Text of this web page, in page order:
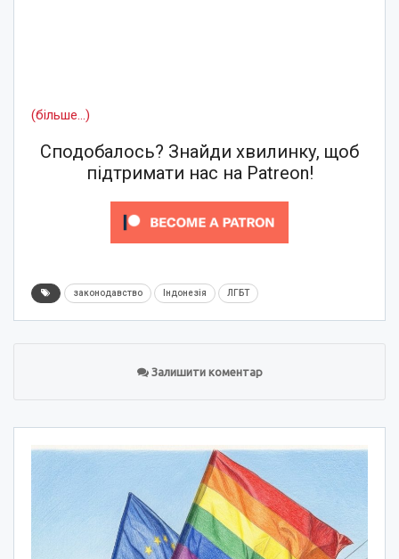
(більше…)
Сподобалось? Знайди хвилинку, щоб
підтримати нас на Patreon!
законодавство Індонезія ЛГБТ
Залишити коментар